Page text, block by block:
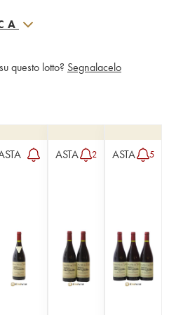
questo lotto? Segnalacelo
ASTA 2 ASTA 5